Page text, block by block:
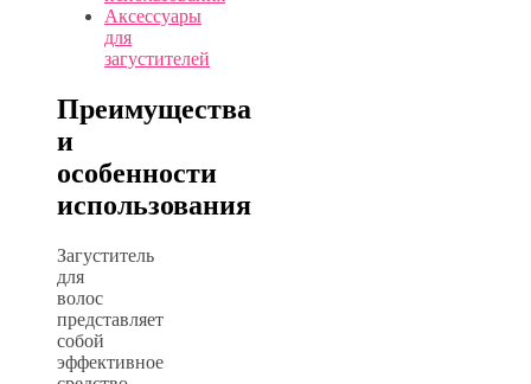
Аксессуары
для
загустителей
Преимущества
и
особенности
использования
Загуститель
для
волос
представляет
собой
эффективное